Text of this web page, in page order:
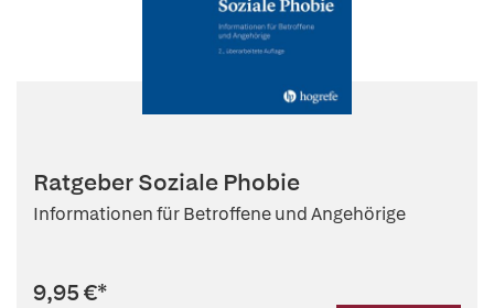
Ratgeber Soziale Phobie
Informationen für Betroffene und Angehörige
9,95 €*